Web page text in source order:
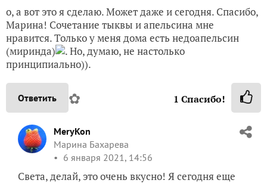
о, а вот это я сделаю. Может даже и сегодня. Спасибо,
Марина! Сочетание тыквы и апельсина мне
нравится. Только у меня дома есть недоапельсин
(миринда)
. Но, думаю, не настолько
принципиально)).
Ответить ✿ 1 Спасибо!
MeryKon
Марина Бахарева
6 января 2021, 14:56
Света, делай, это очень вкусно! Я сегодня еще